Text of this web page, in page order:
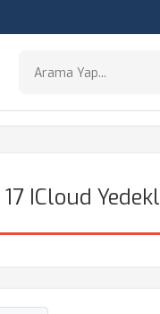
ICloud